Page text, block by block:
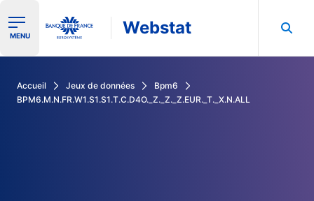
Ouvrir le menu de navigation
MENU Webstat
Accueil Jeux de données
Bpm6
BPM6.M.N.FR.W1.S1.S1.T.C.D4O._Z._Z._Z.EUR._T._X.N.ALL